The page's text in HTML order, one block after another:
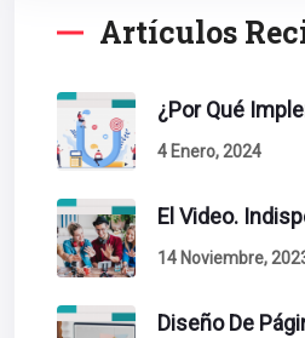
Artículos
4 Enero, 2024
14 Noviembre,